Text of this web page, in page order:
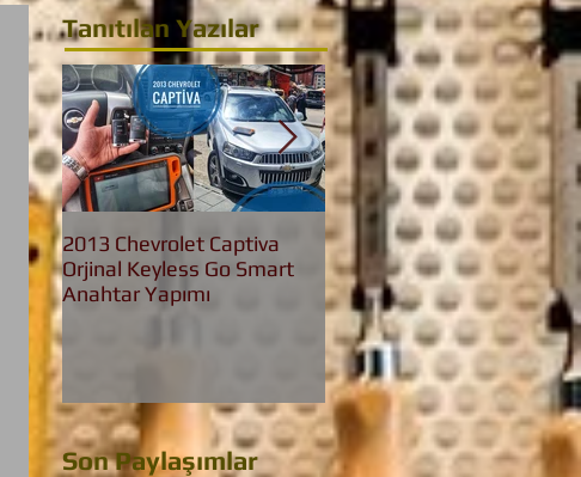
Tanıtılan Yazılar
2013 Chevrolet Captiva
Orjinal Keyless Go Smart
Anahtar Yapımı
2016 Bmw 3.20 İed Yeni
Nesil F30 Keyless Go
Anahtar Yapımı
Son Paylaşımlar